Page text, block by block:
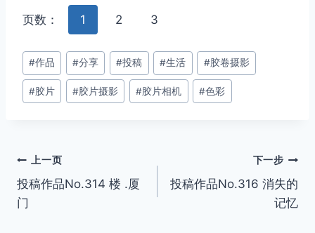
页数： 1 2 3
文
章
标
#作品 #分享 #投稿 #生活 #胶卷摄影
#胶片 #胶片摄影 #胶片相机 #色彩
文
章
上一页
投稿作品No.314 楼 .厦
门
下一步
投稿作品No.316 消失的
记忆